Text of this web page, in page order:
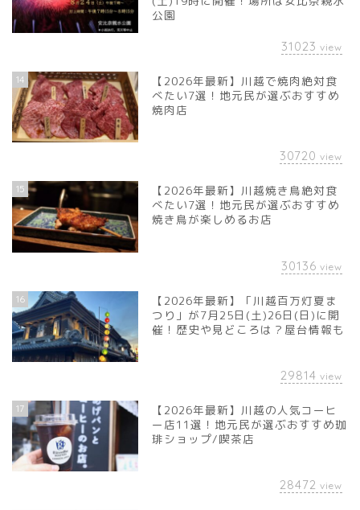
公園
31023 view
14
【2026年最新】川越で焼肉絶対食
べたい7選！地元民が選ぶおすすめ
焼肉店
30720 view
15
【2026年最新】川越焼き鳥絶対食
べたい7選！地元民が選ぶおすすめ
焼き鳥が楽しめるお店
30136 view
16
【2026年最新】「川越百万灯夏ま
つり」が7月25日(土)26日(日)に開
催！歴史や見どころは？屋台情報も
29814 view
17
【2026年最新】川越の人気コーヒ
ー店11選！地元民が選ぶおすすめ珈
琲ショップ/喫茶店
28472 view